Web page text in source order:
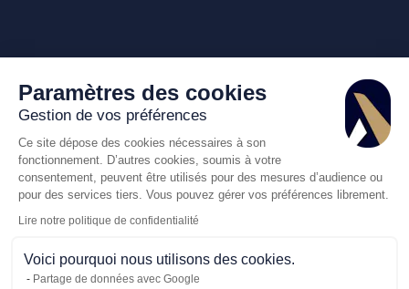
Paramètres des cookies
Gestion de vos préférences
Ce site dépose des cookies nécessaires à son
fonctionnement. D’autres cookies, soumis à votre
consentement, peuvent être utilisés pour des mesures d’audience ou
pour des services tiers. Vous pouvez gérer vos préférences librement.
Lire notre politique de confidentialité
Voici pourquoi nous utilisons des cookies.
Partage de données avec Google